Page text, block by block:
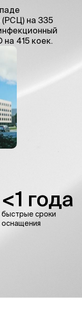
(РСЦ) на 335
415 коек.
<1 года
быстрые сроки
оснащения